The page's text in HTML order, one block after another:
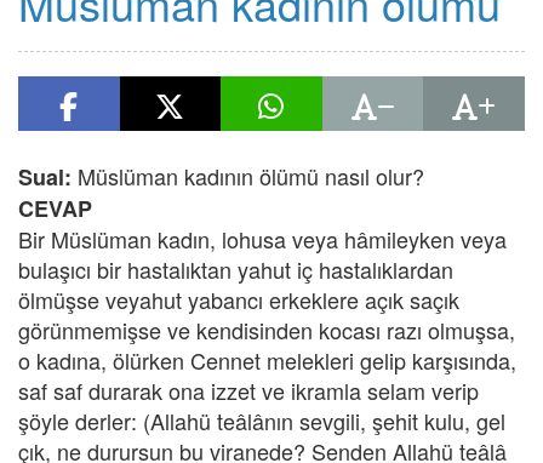
Sual: Müslüman kadının ölümü nasıl olur?
CEVAP
Bir Müslüman kadın, lohusa veya hâmileyken veya
bulaşıcı bir hastalıktan yahut iç hastalıklardan
ölmüşse veyahut yabancı erkeklere açık saçık
görünmemişse ve kendisinden kocası razı olmuşsa,
o kadına, ölürken Cennet melekleri gelip karşısında,
saf saf durarak ona izzet ve ikramla selam verip
şöyle derler: (Allahü teâlânın sevgili, şehit kulu, gel
çık, ne durursun bu viranede? Senden Allahü teâlâ